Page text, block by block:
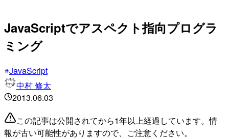
JavaScriptでアスペクト指向プログラ
ミング
JavaScript
中村 修太
2013.06.03
この記事は公開されてから1年以上経過しています。情
報が古い可能性がありますので、ご注意ください。